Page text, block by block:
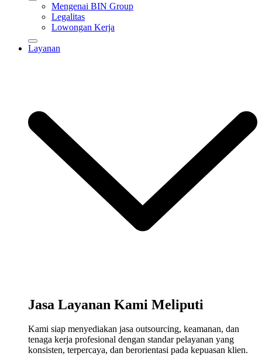
Mengenai BIN Group
Legalitas
Lowongan Kerja
Layanan
Jasa Layanan Kami Meliputi
Kami siap menyediakan jasa outsourcing, keamanan, dan
tenaga kerja profesional dengan standar pelayanan yang
konsisten, terpercaya, dan berorientasi pada kepuasan klien.